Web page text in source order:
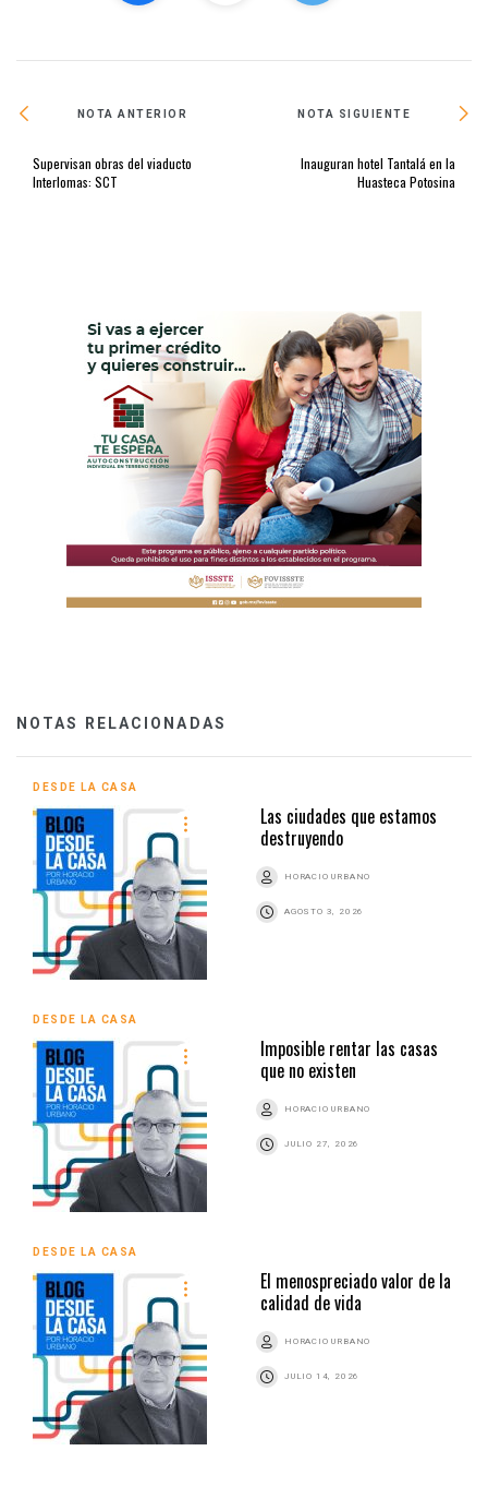
NOTA ANTERIOR
Supervisan obras del viaducto
Interlomas: SCT
NOTA SIGUIENTE
Inauguran hotel Tantalá en la
Huasteca Potosina
NOTAS RELACIONADAS
DESDE LA CASA
Las ciudades que estamos
destruyendo
HORACIO URBANO
AGOSTO 3, 2026
DESDE LA CASA
Imposible rentar las casas
que no existen
HORACIO URBANO
JULIO 27, 2026
DESDE LA CASA
El menospreciado valor de la
calidad de vida
HORACIO URBANO
JULIO 14, 2026